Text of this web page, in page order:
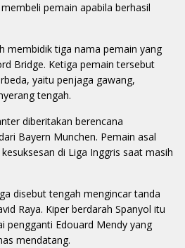
pemain apabila berhasil
membidik tiga nama pemain yang
Bridge. Ketiga pemain tersebut
yaitu penjaga gawang,
tengah.
diberitakan berencana
Bayern Munchen. Pemain asal
di Liga Inggris saat masih
disebut tengah mengincar tanda
Raya. Kiper berdarah Spanyol itu
pengganti Edouard Mendy yang
mendatang.